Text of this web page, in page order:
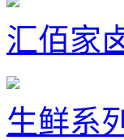
汇佰家
生鲜系列